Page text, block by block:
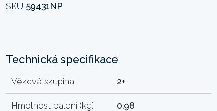
SKU 59431NP
Technická specifikace
Věková skupina 2+
Hmotnost balení (kg) 0.98